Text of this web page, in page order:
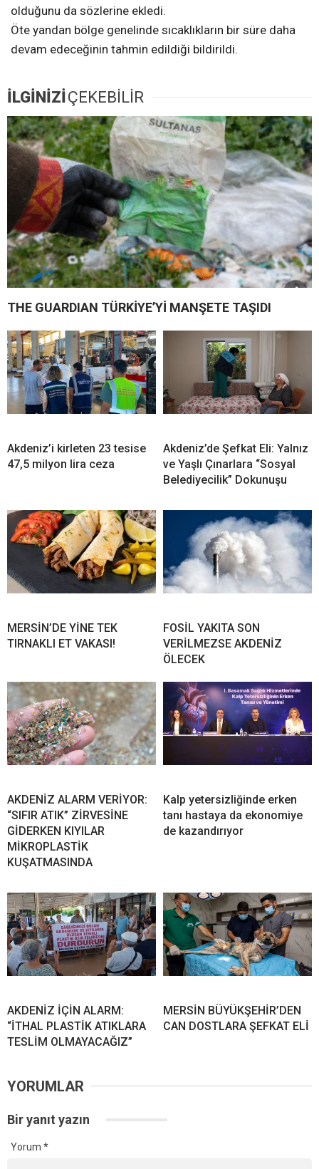
olduğunu da sözlerine ekledi.
Öte yandan bölge genelinde sıcaklıkların bir süre daha
devam edeceğinin tahmin edildiği bildirildi.
İLGİNİZİÇEKEBİLİR
THE GUARDIAN TÜRKİYE’Yİ MANŞETE TAŞIDI
Akdeniz’i kirleten 23 tesise
47,5 milyon lira ceza
Akdeniz’de Şefkat Eli: Yalnız
ve Yaşlı Çınarlara “Sosyal
Belediyecilik” Dokunuşu
MERSİN’DE YİNE TEK
TIRNAKLI ET VAKASI!
FOSİL YAKITA SON
VERİLMEZSE AKDENİZ
ÖLECEK
AKDENİZ ALARM VERİYOR:
“SIFIR ATIK” ZİRVESİNE
GİDERKEN KIYILAR
MİKROPLASTİK
KUŞATMASINDA
Kalp yetersizliğinde erken
tanı hastaya da ekonomiye
de kazandırıyor
AKDENİZ İÇİN ALARM:
“İTHAL PLASTİK ATIKLARA
TESLİM OLMAYACAĞIZ”
MERSİN BÜYÜKŞEHİR’DEN
CAN DOSTLARA ŞEFKAT ELİ
YORUMLAR
Bir yanıt yazın
Yorum *